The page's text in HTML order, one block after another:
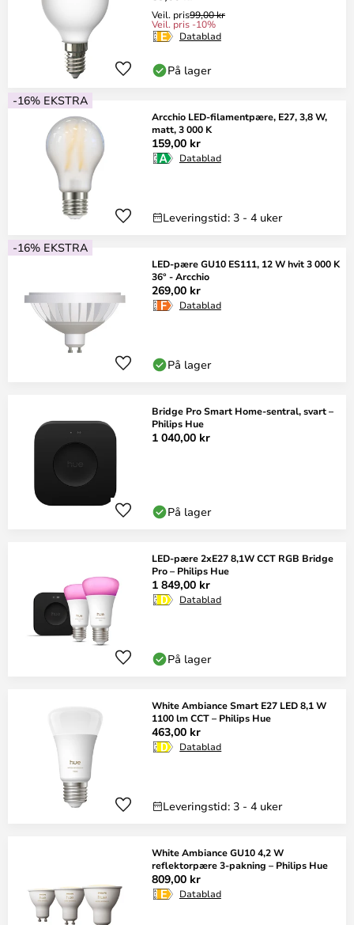
Veil. pris99,00 kr
Veil. pris -10%
Datablad
På lager
-16% EKSTRA
Arcchio LED-filamentpære, E27, 3,8 W,
matt, 3 000 K
159,00 kr
Datablad
Leveringstid: 3 - 4 uker
-16% EKSTRA
LED-pære GU10 ES111, 12 W hvit 3 000 K
36° - Arcchio
269,00 kr
Datablad
På lager
Bridge Pro Smart Home-sentral, svart –
Philips Hue
1 040,00 kr
På lager
LED-pære 2xE27 8,1W CCT RGB Bridge
Pro – Philips Hue
1 849,00 kr
Datablad
På lager
White Ambiance Smart E27 LED 8,1 W
1100 lm CCT – Philips Hue
463,00 kr
Datablad
Leveringstid: 3 - 4 uker
White Ambiance GU10 4,2 W
reflektorpære 3-pakning – Philips Hue
809,00 kr
Datablad